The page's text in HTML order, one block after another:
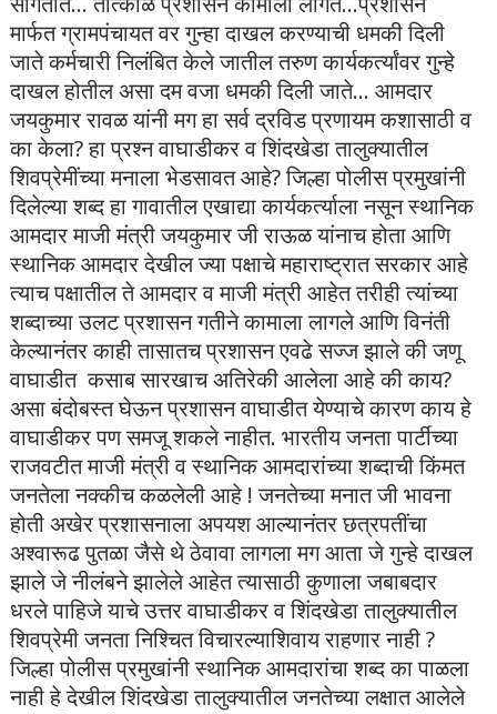
मार्फत ग्रामपंचायत वर गुन्हा दाखल करण्याची धमकी दिली
जाते कर्मचारी निलंबित केले जातील तरुण कार्यकर्त्यांवर गुन्हे
दाखल होतील असा दम वजा धमकी दिली जाते... आमदार
जयकुमार रावळ यांनी मग हा सर्व द्रविड प्रणायम कशासाठी व
का केला? हा प्रश्न वाघाडीकर व शिंदखेडा तालुक्यातील
शिवप्रेमींच्या मनाला भेडसावत आहे? जिल्हा पोलीस प्रमुखांनी
दिलेल्या शब्द हा गावातील एखाद्या कार्यकर्त्याला नसून स्थानिक
आमदार माजी मंत्री जयकुमार जी राऊळ यांनाच होता आणि
स्थानिक आमदार देखील ज्या पक्षाचे महाराष्ट्रात सरकार आहे
त्याच पक्षातील ते आमदार व माजी मंत्री आहेत तरीही त्यांच्या
शब्दाच्या उलट प्रशासन गतीने कामाला लागले आणि विनंती
केल्यानंतर काही तासातच प्रशासन एवढे सज्ज झाले की जणू
वाघाडीत कसाब सारखाच अतिरेकी आलेला आहे की काय?
असा बंदोबस्त घेऊन प्रशासन वाघाडीत येण्याचे कारण काय हे
वाघाडीकर पण समजू शकले नाहीत. भारतीय जनता पार्टीच्या
राजवटीत माजी मंत्री व स्थानिक आमदारांच्या शब्दाची किंमत
जनतेला नक्कीच कळलेली आहे ! जनतेच्या मनात जी भावना
होती अखेर प्रशासनाला अपयश आल्यानंतर छत्रपतींचा
अश्वारूढ पुतळा जैसे थे ठेवावा लागला मग आता जे गुन्हे दाखल
झाले जे नीलंबने झालेले आहेत त्यासाठी कुणाला जबाबदार
धरले पाहिजे याचे उत्तर वाघाडीकर व शिंदखेडा तालुक्यातील
शिवप्रेमी जनता निश्चित विचारल्याशिवाय राहणार नाही ?
जिल्हा पोलीस प्रमुखांनी स्थानिक आमदारांचा शब्द का पाळला
नाही हे देखील शिंदखेडा तालुक्यातील जनतेच्या लक्षात आलेले